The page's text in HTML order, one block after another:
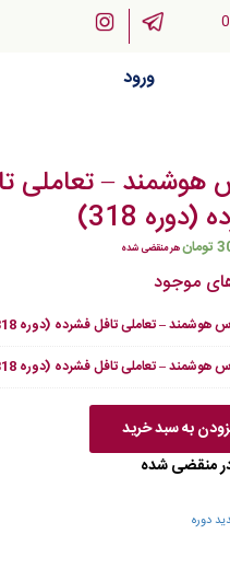
ورود
هوشمند – تعاملی
318)
تومانهر منقضی شده
موجود
هوشمند – تعاملی تافل فشرده (دوره 318)
هوشمند – تعاملی تافل فشرده (دوره 318)
به سبد خرید
منقضی شده
دوره